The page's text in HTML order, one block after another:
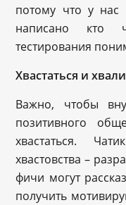
потому что у
написано кто
тестирования
Хвастаться и
Важно, чтобы
позитивного
хвастаться.
хвастовства –
фичи могут
получить